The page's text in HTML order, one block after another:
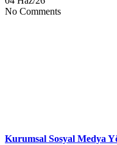
No Comments
Kurumsal Sosyal Medya